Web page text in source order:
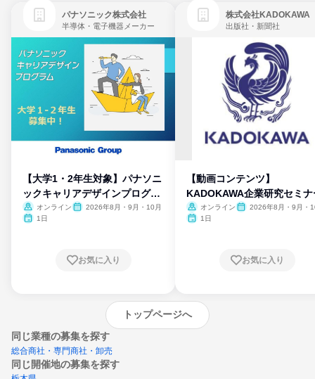
パナソニック株式会社
半導体・電子機器メーカー
【大学1・2年生対象】パナソニ
ックキャリアデザインプログラ
ム
オンライン
2026年8月・9月・10月
1日
お気に入り
株式会社KADOKAWA
出版社・新聞社
【動画コンテンツ】
KADOKAWA企業研究セミナ
オンライン
2026年8月・9月・
1日
お気に入り
トップページへ
同じ業種の募集を探す
総合商社・専門商社・卸売
同じ開催地の募集を探す